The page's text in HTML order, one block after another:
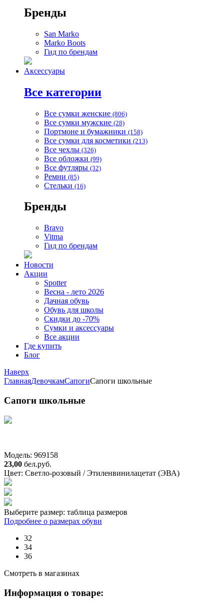
Бренды
San Marko
Marko Boots
Гид по брендам
Аксессуары
Все категории
Все сумки женские (806)
Все сумки мужские (28)
Портмоне и бумажники (158)
Все сумки для косметики (213)
Все чехлы (326)
Все обложки (99)
Все футляры (32)
Ремни (85)
Стельки (16)
Бренды
Bravo
Vitma
Гид по брендам
Новости
Акции
Spotter
Весна - лето 2026
Дачная обувь
Обувь для школы
Скидки до -70%
Сумки и аксессуары
Все акции
Где купить
Блог
Наверх
ГлавнаяДевочкамСапогиСапоги школьные
Сапоги школьные
Модель: 969158
23,00 бел.руб.
Цвет: Светло-розовый / Этиленвинилацетат (ЭВА)
Выберите размер: таблица размеров
Подробнее о размерах обуви
32
34
36
Смотреть в магазинах
Информация о товаре: